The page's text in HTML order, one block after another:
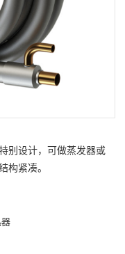
别设计，可做蒸发器或
构紧凑。